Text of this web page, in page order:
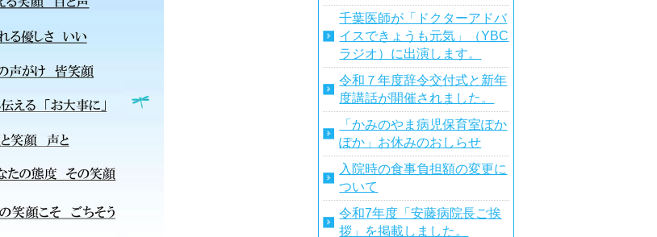
千葉医師が「ドクターアドバ
イスできょうも元気」（YBC
ラジオ）に出演します。
令和７年度辞令交付式と新年
度講話が開催されました。
「かみのやま病児保育室ぽか
ぽか」お休みのおしらせ
入院時の食事負担額の変更に
ついて
令和7年度「安藤病院長ご挨
拶」を掲載しました。